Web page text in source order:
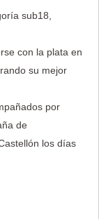
sub18,
con la plata en
su mejor
por
de
los días